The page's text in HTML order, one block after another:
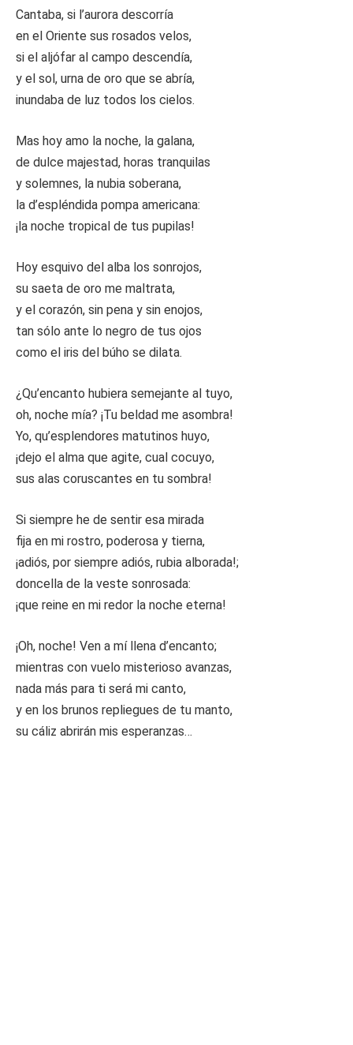
Cantaba, si l’aurora descorría
en el Oriente sus rosados velos,
si el aljófar al campo descendía,
y el sol, urna de oro que se abría,
inundaba de luz todos los cielos.
Mas hoy amo la noche, la galana,
de dulce majestad, horas tranquilas
y solemnes, la nubia soberana,
la d’espléndida pompa americana:
¡la noche tropical de tus pupilas!
Hoy esquivo del alba los sonrojos,
su saeta de oro me maltrata,
y el corazón, sin pena y sin enojos,
tan sólo ante lo negro de tus ojos
como el iris del búho se dilata.
¿Qu’encanto hubiera semejante al tuyo,
oh, noche mía? ¡Tu beldad me asombra!
Yo, qu’esplendores matutinos huyo,
¡dejo el alma que agite, cual cocuyo,
sus alas coruscantes en tu sombra!
Si siempre he de sentir esa mirada
fija en mi rostro, poderosa y tierna,
¡adiós, por siempre adiós, rubia alborada!;
doncella de la veste sonrosada:
¡que reine en mi redor la noche eterna!
¡Oh, noche! Ven a mí llena d’encanto;
mientras con vuelo misterioso avanzas,
nada más para ti será mi canto,
y en los brunos repliegues de tu manto,
su cáliz abrirán mis esperanzas…